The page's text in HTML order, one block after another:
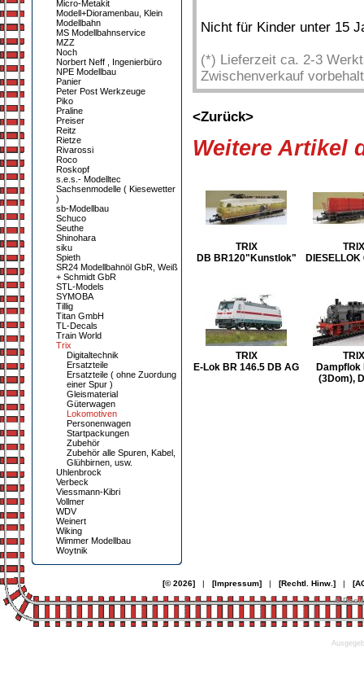
Micro-Metakit
Modell+Dioramenbau, Klein
Modellbahn
MS Modellbahnservice
MZZ
Noch
Norbert Neff , Ingenierbüro
NPE Modellbau
Panier
Peter Post Werkzeuge
Piko
Praline
Preiser
Reitz
Rietze
Rivarossi
Roco
Roskopf
s.e.s.- Modelltec
Sachsenmodelle ( Kiesewetter
)
sb-Modellbau
Schuco
Seuthe
Shinohara
siku
Spieth
SR24 Modellbahnöl GbR, Weiß
+ Schmidt GbR
STL-Models
SYMOBA
Tillig
Titan GmbH
TL-Decals
Train World
Trix
Digitaltechnik
Ersatzteile
Ersatzteile ( ohne Zuordung
einer Spur )
Gleismaterial
Güterwagen
Lokomotiven
Personenwagen
Startpackungen
Zubehör
Zubehör alle Spuren, Kabel,
Glühbirnen, usw.
Uhlenbrock
Verbeck
Viessmann-Kibri
Vollmer
WDV
Weinert
Wiking
Wimmer Modellbau
Woytnik
Nicht für Kinder unter 15
(*) Lieferzeit ca. 2-3
Zwischenverkauf
<Zurück>
Weitere Artikel
TRIX
DB BR120"Kunstlok"
TRIX
DIESELLOK
TRIX
E-Lok BR 146.5 DB AG
TRIX
Dampflok
(3Dom),
[© 2026]| [Impressum]| [Rechtl. Hinw.]|
©